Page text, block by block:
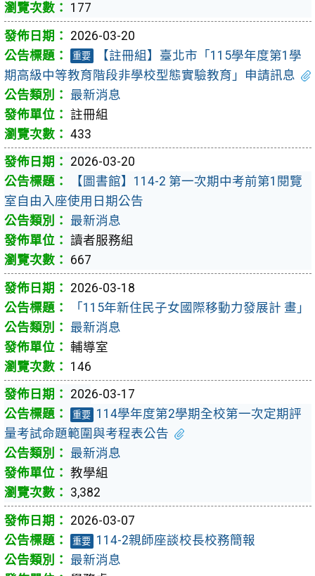
177
2026-03-20
重要
【註冊組】臺北市「115學年度第1學
期高級中等教育階段非學校型態實驗教育」申請訊息
最新消息
註冊組
433
2026-03-20
【圖書館】114-2 第一次期中考前第1閱覽
室自由入座使用日期公告
最新消息
讀者服務組
667
2026-03-18
「115年新住民子女國際移動力發展計 畫」
最新消息
輔導室
146
2026-03-17
重要 114學年度第2學期全校第一次定期評
量考試命題範圍與考程表公告
最新消息
教學組
3,382
2026-03-07
重要 114-2親師座談校長校務簡報
最新消息